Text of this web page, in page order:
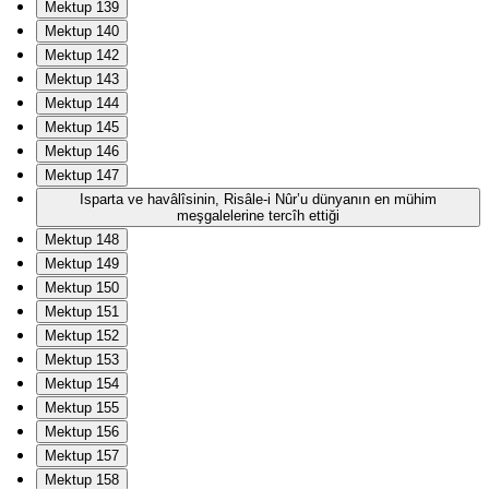
Mektup 139
Mektup 140
Mektup 142
Mektup 143
Mektup 144
Mektup 145
Mektup 146
Mektup 147
Isparta ve havâlîsinin, Risâle-i Nûr’u dünyanın en mühim
meşgalelerine tercîh ettiği
Mektup 148
Mektup 149
Mektup 150
Mektup 151
Mektup 152
Mektup 153
Mektup 154
Mektup 155
Mektup 156
Mektup 157
Mektup 158